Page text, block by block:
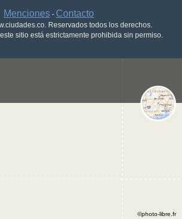
Menciones - Contacto
Reservados todos los derechos.
sitio está estrictamente prohibida sin permiso.
©photo-libre.fr